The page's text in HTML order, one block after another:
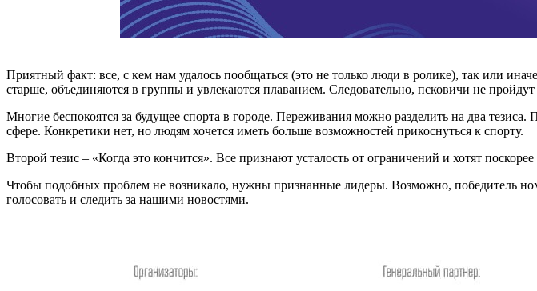
Приятный факт: все, с кем нам удалось пообщаться (это не только люди в ролике), так или
старше, объединяются в группы и увлекаются плаванием. Следовательно, псковичи не
Многие беспокоятся за будущее спорта в городе. Переживания можно разделить на два
сфере. Конкретики нет, но людям хочется иметь больше возможностей прикоснуться к спорту.
Второй тезис – «Когда это кончится». Все признают усталость от ограничений и хотят
Чтобы подобных проблем не возникало, нужны признанные лидеры. Возможно, победитель
голосовать и следить за нашими новостями.